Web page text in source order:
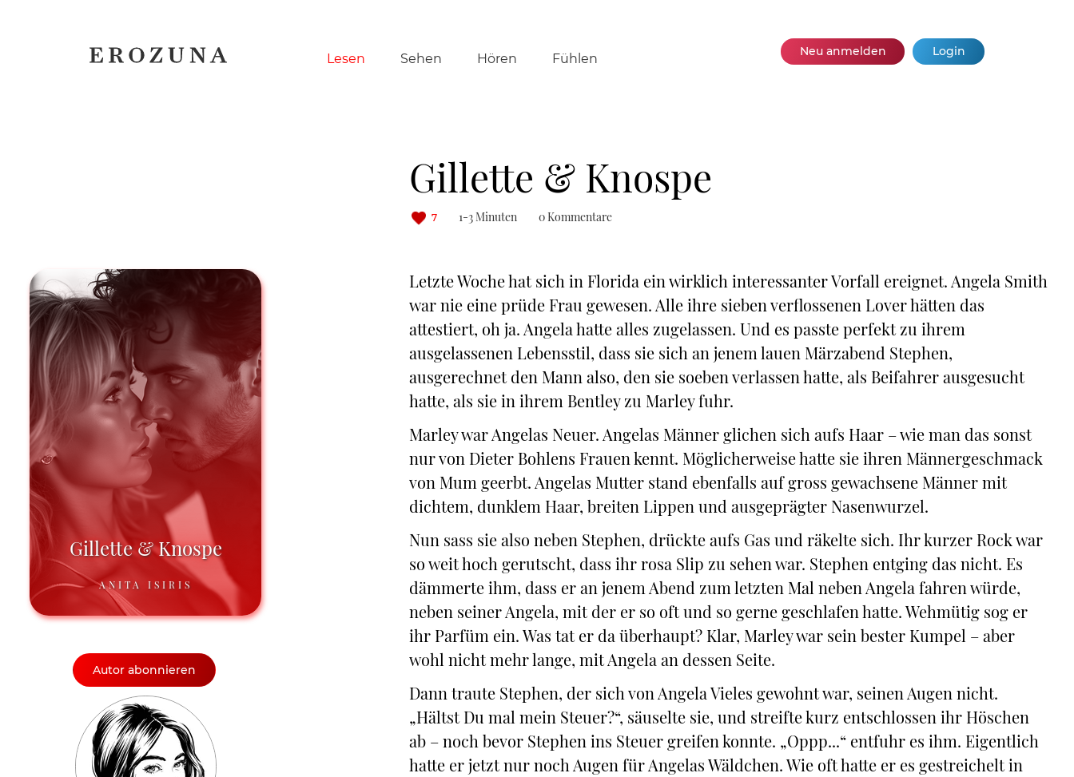
Navigation
Lesen Sehen Hören Fühlen Neu anmelden Login
Gillette & Knospe
7 1-3 Minuten 0 Kommentare
Gillette & Knospe
ANITA ISIRIS
Autor abonnieren
Letzte Woche hat sich in Florida ein wirklich interessanter Vorfall ereignet. Angela Smith
war nie eine prüde Frau gewesen. Alle ihre sieben verflossenen Lover hätten das
attestiert, oh ja. Angela hatte alles zugelassen. Und es passte perfekt zu ihrem
ausgelassenen Lebensstil, dass sie sich an jenem lauen Märzabend Stephen,
ausgerechnet den Mann also, den sie soeben verlassen hatte, als Beifahrer ausgesucht
hatte, als sie in ihrem Bentley zu Marley fuhr.
Marley war Angelas Neuer. Angelas Männer glichen sich aufs Haar – wie man das sonst
nur von Dieter Bohlens Frauen kennt. Möglicherweise hatte sie ihren Männergeschmack
von Mum geerbt. Angelas Mutter stand ebenfalls auf gross gewachsene Männer mit
dichtem, dunklem Haar, breiten Lippen und ausgeprägter Nasenwurzel.
Nun sass sie also neben Stephen, drückte aufs Gas und räkelte sich. Ihr kurzer Rock war
so weit hoch gerutscht, dass ihr rosa Slip zu sehen war. Stephen entging das nicht. Es
dämmerte ihm, dass er an jenem Abend zum letzten Mal neben Angela fahren würde,
neben seiner Angela, mit der er so oft und so gerne geschlafen hatte. Wehmütig sog er
ihr Parfüm ein. Was tat er da überhaupt? Klar, Marley war sein bester Kumpel – aber
wohl nicht mehr lange, mit Angela an dessen Seite.
Dann traute Stephen, der sich von Angela Vieles gewohnt war, seinen Augen nicht.
„Hältst Du mal mein Steuer?“, säuselte sie, und streifte kurz entschlossen ihr Höschen
ab – noch bevor Stephen ins Steuer greifen konnte. „Oppp...“ entfuhr es ihm. Eigentlich
hatte er jetzt nur noch Augen für Angelas Wäldchen. Wie oft hatte er es gestreichelt in